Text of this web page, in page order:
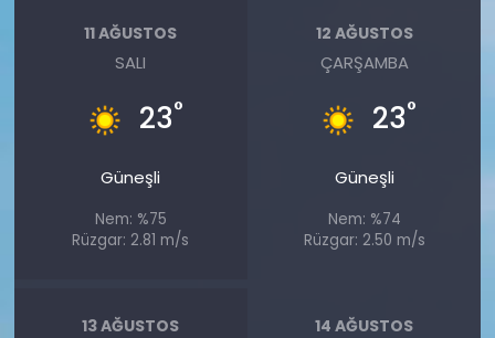
11 AĞUSTOS
SALI
23°
Güneşli
Nem: %75
Rüzgar: 2.81 m/s
12 AĞUSTOS
ÇARŞAMBA
23°
Güneşli
Nem: %74
Rüzgar: 2.50 m/s
13 AĞUSTOS 14 AĞUSTOS